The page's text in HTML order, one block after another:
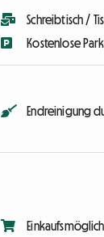
Schreibtisch /
Kostenlose
Endreinigung